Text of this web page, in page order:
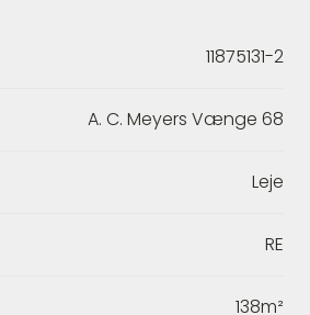
11875131-2
A. C. Meyers Vænge 68
Leje
RE
138m²